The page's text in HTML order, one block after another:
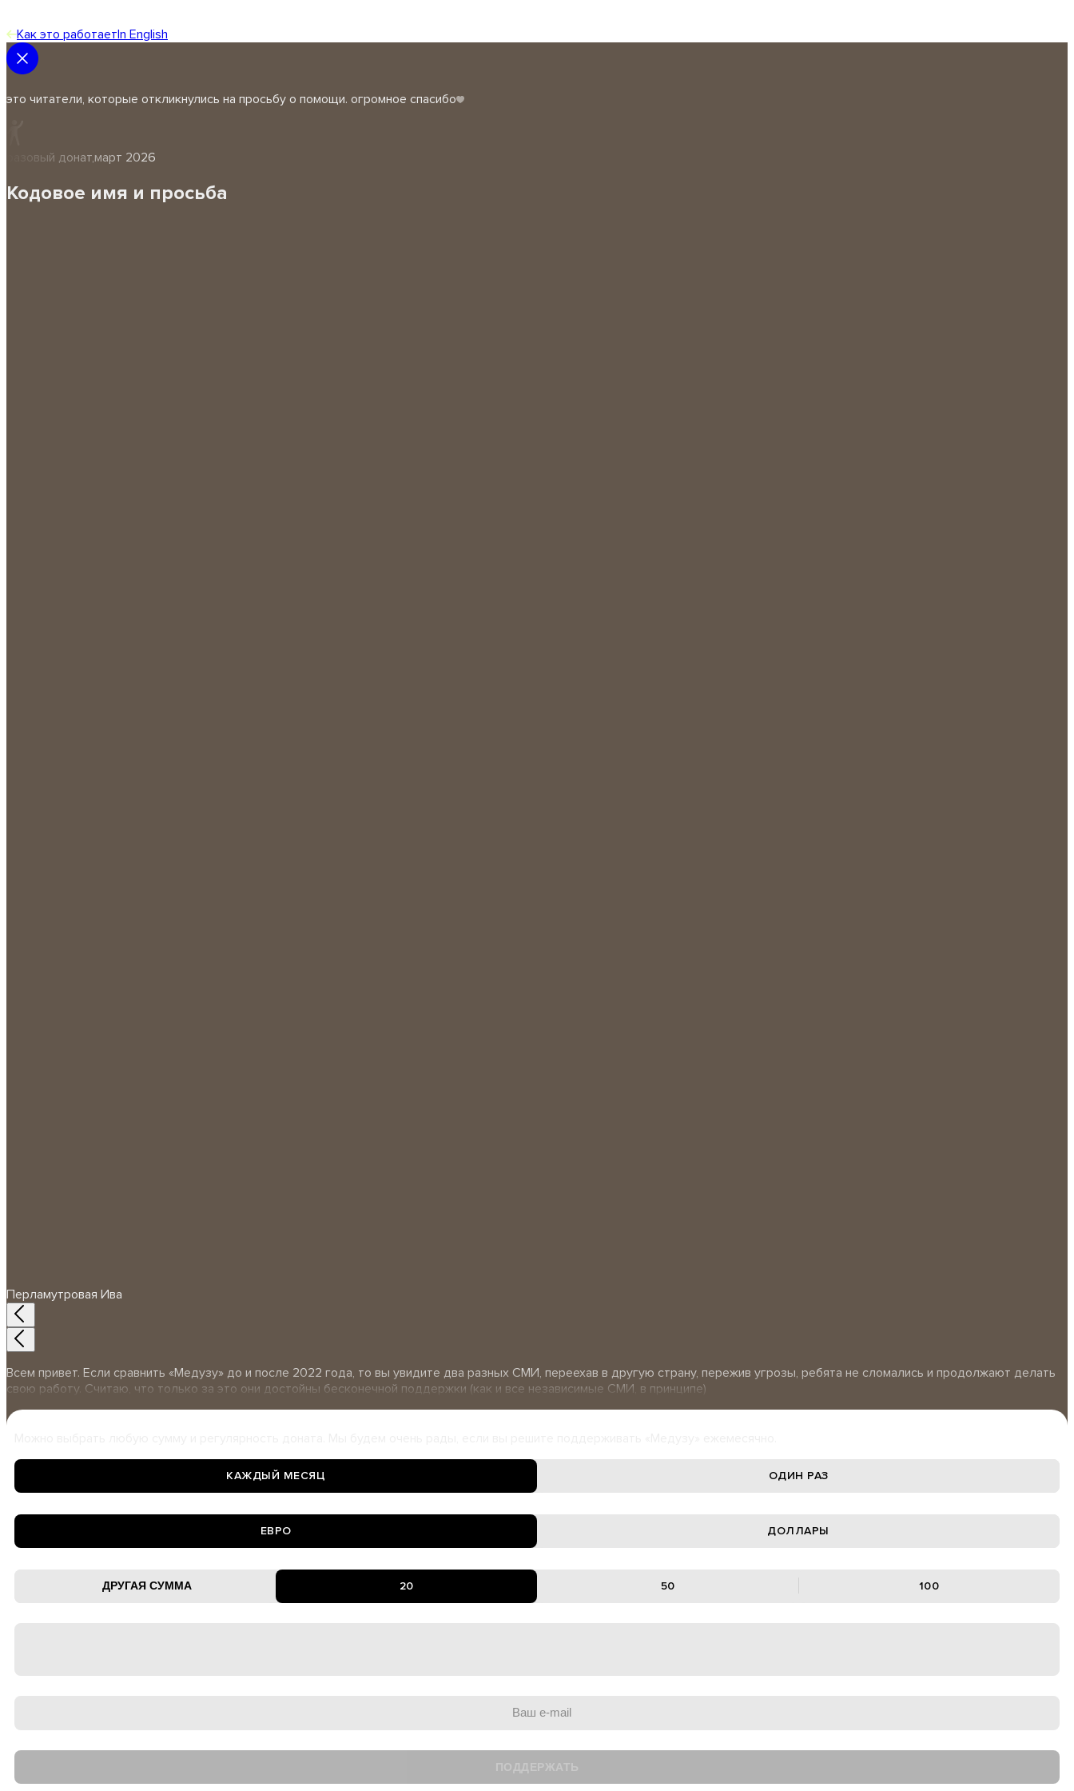
Как это работаетIn English
это читатели, которые откликнулись на просьбу о помощи. огромное спасибо
разовый донат,март 2026
Кодовое имя и просьба
Перламутровая Ива
Всем привет. Если сравнить «Медузу» до и после 2022 года, то вы увидите два разных СМИ, переехав в другую страну, пережив угрозы, ребята не сломались и продолжают делать
свою работу. Считаю, что только за это они достойны бесконечной поддержки (как и все независимые СМИ, в принципе)
КАЖДЫЙ МЕСЯЦ ОДИН РАЗ
ЕВРО ДОЛЛАРЫ
20 50 100